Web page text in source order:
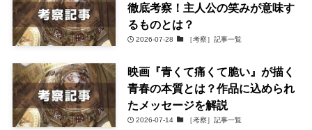
徹底考察！主人公の笑みが意味す
るものとは？
2026-07-28 ［考察］記事一覧
映画『青くて痛くて脆い』が描く
青春の本質とは？作品に込められ
たメッセージを解説
2026-07-14 ［考察］記事一覧